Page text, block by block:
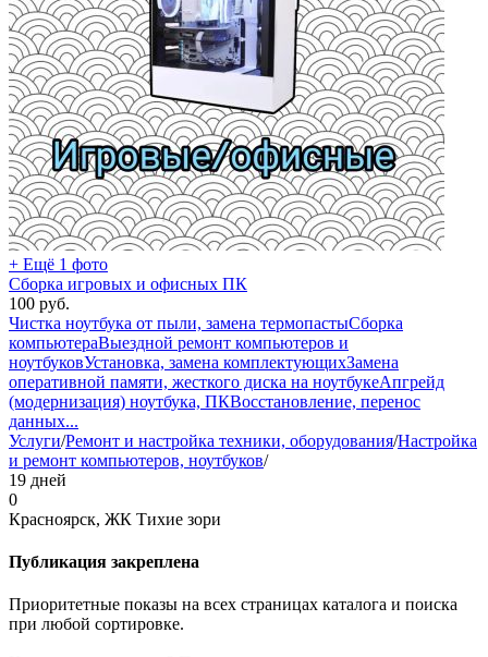
+ Ещё 1 фото
Сборка игровых и офисных ПК
100 руб.
Чистка ноутбука от пыли, замена термопастыСборка
компьютераВыездной ремонт компьютеров и
ноутбуковУстановка, замена комплектующихЗамена
оперативной памяти, жесткого диска на ноутбукеАпгрейд
(модернизация) ноутбука, ПКВосстановление, перенос
данных...
Услуги/Ремонт и настройка техники, оборудования/Настройка
и ремонт компьютеров, ноутбуков/
19 дней
0
Красноярск, ЖК Тихие зори
Публикация закреплена
Приоритетные показы на всех страницах каталога и поиска
при любой сортировке.